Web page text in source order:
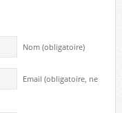
Nom (obligatoire)
Email (obligatoire, ne